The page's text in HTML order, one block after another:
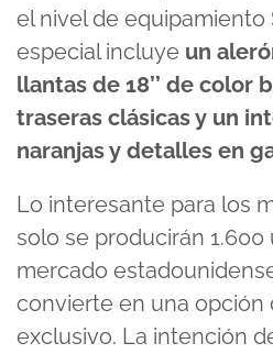
el nivel de equipamiento
especial incluye un
llantas de 18’’ de color
traseras clásicas y un
naranjas y detalles en
Lo interesante para los
solo se producirán 1.600
mercado
convierte en una opción
exclusivo. La intención